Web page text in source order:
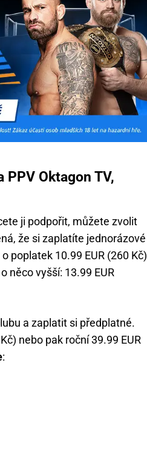
PPV Oktagon TV,
ji podpořit, můžete zvolit
že si zaplatíte jednorázové
poplatek 10.99 EUR (260 Kč)
něco vyšší: 13.99 EUR
a zaplatit si předplatné.
nebo pak roční 39.99 EUR
: